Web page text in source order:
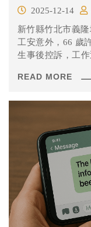
2025-12-14
新竹縣竹北市義
工安意外，66 歲
生事後控訴，工
文件，其中一份
READ MORE